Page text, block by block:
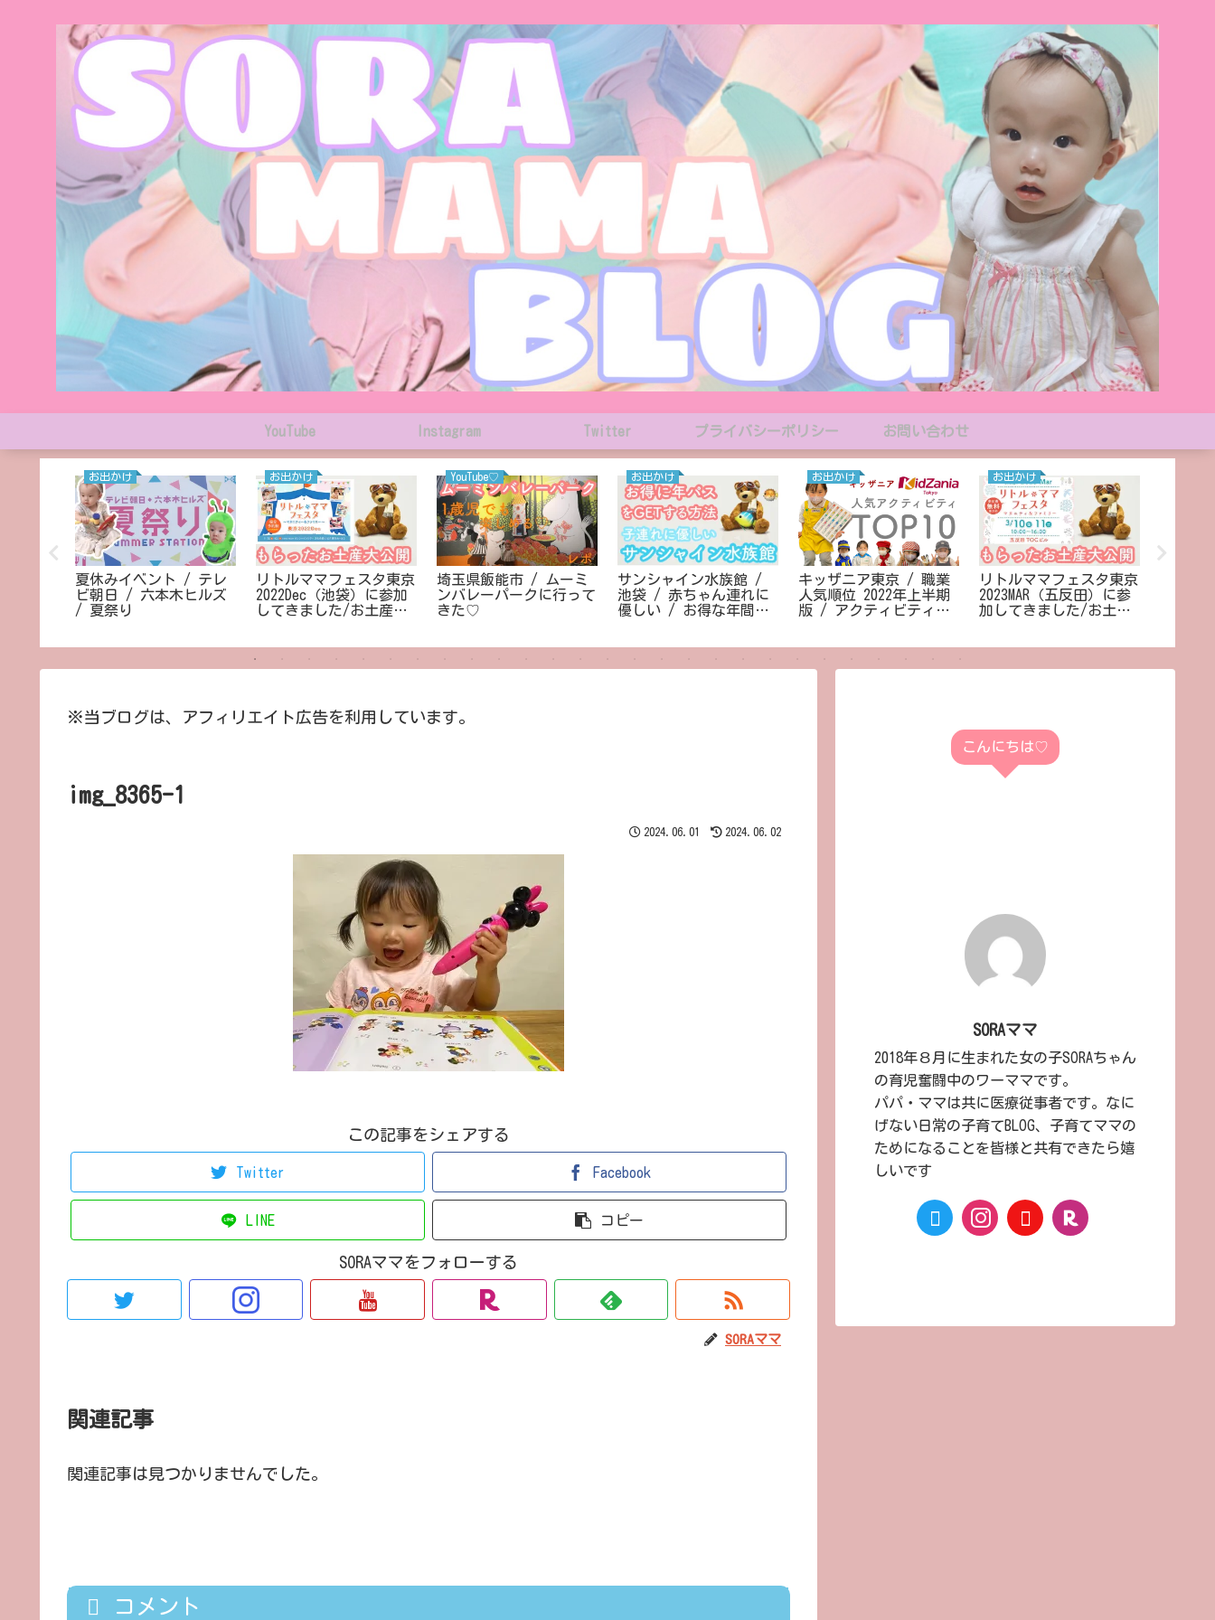
YouTube Instagram Twitter プライバシーポリシー お問い合わせ
お出かけ
夏休みイベント / テレ
ビ朝日 / 六本木ヒルズ
/ 夏祭り
お出かけ
リトルママフェスタ東京
2022Dec（池袋）に参加
してきました/お土産大
YouTube♡
埼玉県飯能市 / ムーミ
ンバレーパークに行って
きた♡
お出かけ
サンシャイン水族館 /
池袋 / 赤ちゃん連れに
優しい / お得な年間パ
お出かけ
キッザニア東京 / 職業
人気順位 2022年上半期
版 / アクティビティ一
お出かけ
リトルママフェスタ東京
2023MAR（五反田）に参
加してきました/お土産
※当ブログは、アフィリエイト広告を利用しています。
img_8365-1
2024.06.01 2024.06.02
この記事をシェアする
Twitter Facebook
LINE コピー
SORAママをフォローする
SORAママ
関連記事
関連記事は見つかりませんでした。
コメント
こんにちは♡
SORAママ
2018年８月に生まれた女の子SORAちゃん
の育児奮闘中のワーママです。
パパ・ママは共に医療従事者です。なに
げない日常の子育てBLOG、子育てママの
ためになることを皆様と共有できたら嬉
しいです